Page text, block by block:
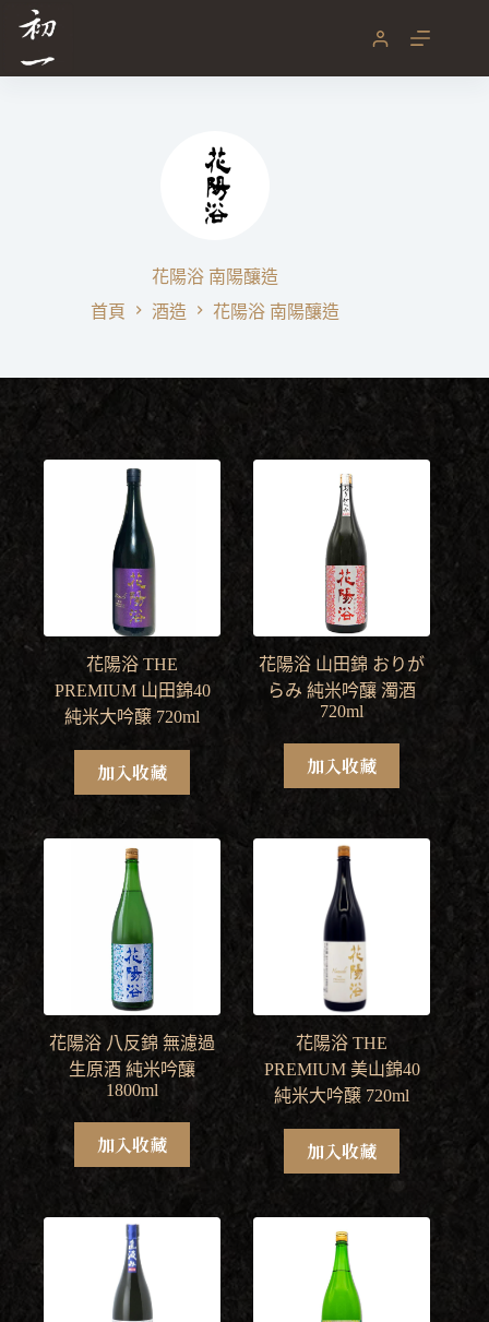
花陽浴 南陽釀造
首頁
酒造 花陽浴 南陽釀造
花陽浴 THE
PREMIUM 山田錦40
純米大吟醸 720ml
加入收藏
花陽浴 山田錦 おりが
らみ 純米吟釀 濁酒
720ml
加入收藏
花陽浴 八反錦 無濾過
生原酒 純米吟釀
1800ml
加入收藏
花陽浴 THE
PREMIUM 美山錦40
純米大吟醸 720ml
加入收藏